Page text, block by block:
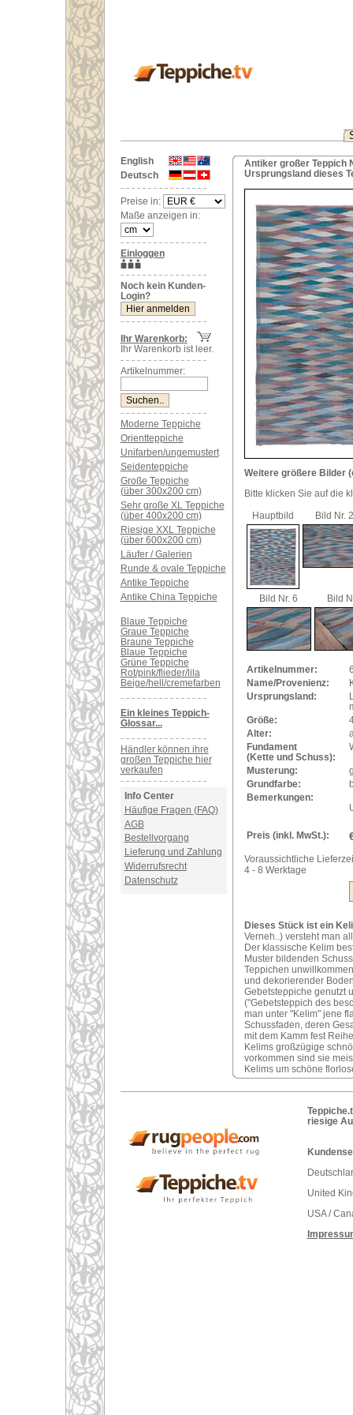
English
Deutsch
Preise in:
Maße anzeigen in:
Einloggen
Noch kein Kunden-
Login?
Ihr Warenkorb:
Ihr Warenkorb ist leer.
Artikelnummer:
Moderne Teppiche
Orientteppiche
Unifarben/ungemustert
Seidenteppiche
Große Teppiche
(über 300x200 cm)
Sehr große XL Teppiche
(über 400x200 cm)
Riesige XXL Teppiche
(über 600x200 cm)
Läufer / Galerien
Runde & ovale Teppiche
Antike Teppiche
Antike China Teppiche
Blaue Teppiche
Graue Teppiche
Braune Teppiche
Blaue Teppiche
Grüne Teppiche
Rot/pink/flieder/lila
Beige/hell/cremefarben
Ein kleines Teppich-
Glossar...
Händler können ihre
großen Teppiche hier
verkaufen
Info Center
Häufige Fragen (FAQ)
AGB
Bestellvorgang
Lieferung und Zahlung
Widerrufsrecht
Datenschutz
Antiker großer Teppich
Ursprungsland dieses
Weitere größere Bilder
Bitte klicken Sie auf die
Hauptbild
Bild Nr. 2
Bild Nr. 6 Bild
Artikelnummer:
Name/Provenienz:
Ursprungsland:
Größe:
Alter:
Fundament
(Kette und Schuss):
Musterung:
Grundfarbe:
Bemerkungen:
Preis (inkl. MwSt.):
Voraussichtliche
4 - 8 Werktage
Dieses Stück ist ein
Verneh..) versteht man
Der klassische Kelim
Muster bildenden
Teppichen
und dekorierender
Gebetsteppiche genutzt
("Gebetsteppich des
man unter "Kelim" jene
Schussfaden, deren
mit dem Kamm fest
Kelims großzügige
vorkommen sind sie
Kelims um schöne
riesige
United
USA /